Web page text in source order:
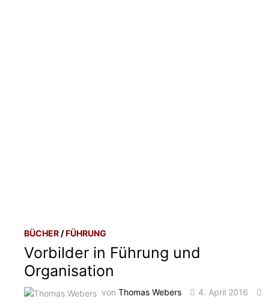
BÜCHER /FÜHRUNG
Vorbilder in Führung und
Organisation
vonThomas Webers 4. April 2016